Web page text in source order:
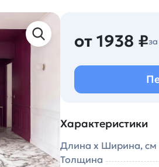
от 1938 ₽
Характеристики
Длина х Ширина, см
Толщина